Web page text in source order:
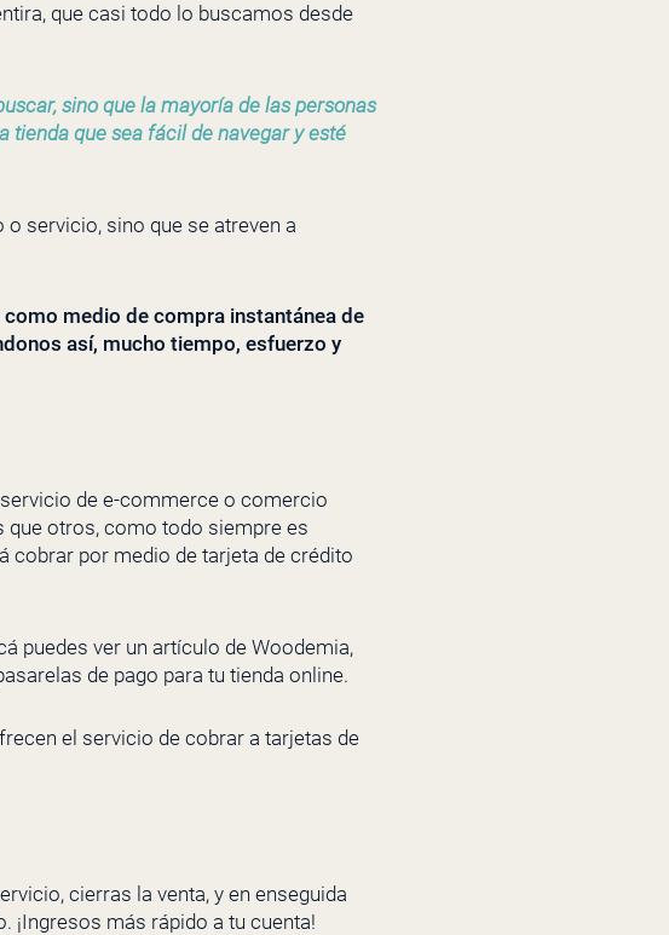
que casi todo lo buscamos desde
sino que la mayoría de las personas
tienda que sea fácil de navegar y esté
servicio, sino que se atreven a
medio de compra instantánea de
así, mucho tiempo, esfuerzo y
de e-commerce o comercio
otros, como todo siempre es
cobrar por medio de tarjeta de crédito
puedes ver un artículo de Woodemia,
de pago para tu tienda online.
el servicio de cobrar a tarjetas de
cierras la venta, y en enseguida
¡Ingresos más rápido a tu cuenta!